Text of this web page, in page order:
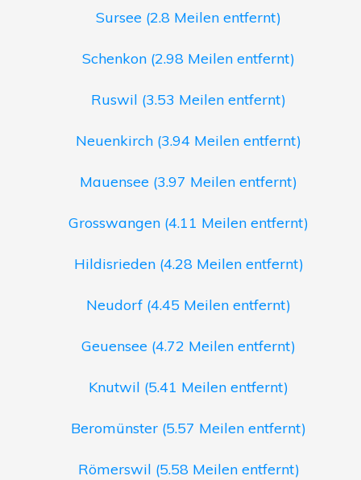
Sursee (2.8 Meilen entfernt)
Schenkon (2.98 Meilen entfernt)
Ruswil (3.53 Meilen entfernt)
Neuenkirch (3.94 Meilen entfernt)
Mauensee (3.97 Meilen entfernt)
Grosswangen (4.11 Meilen entfernt)
Hildisrieden (4.28 Meilen entfernt)
Neudorf (4.45 Meilen entfernt)
Geuensee (4.72 Meilen entfernt)
Knutwil (5.41 Meilen entfernt)
Beromünster (5.57 Meilen entfernt)
Römerswil (5.58 Meilen entfernt)